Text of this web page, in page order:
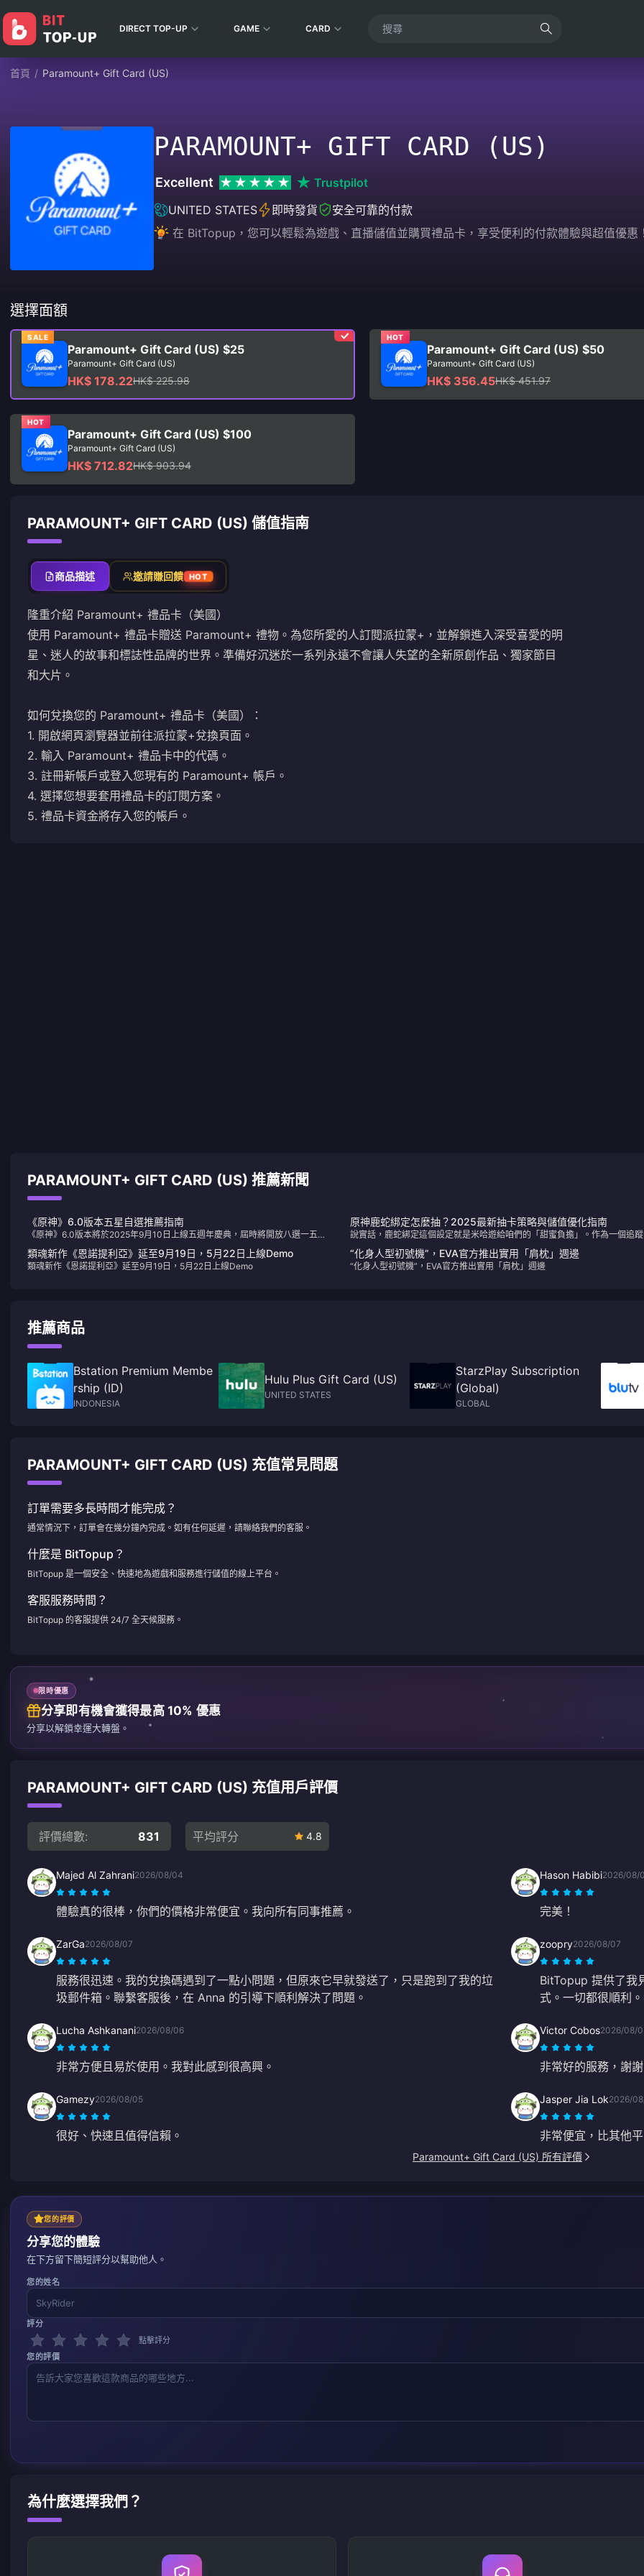
DIRECT TOP-UP GAME CARD
首頁 / Paramount+ Gift Card (US)
PARAMOUNT+ GIFT CARD (US)
Excellent
Trustpilot
UNITED STATES
即時發貨
安全可靠的付款
在 BitTopup，您可以輕鬆為遊戲、直播儲值並購買禮品卡，享受便利的付款體驗與超值優惠
選擇面額
SALE
Paramount+ Gift Card (US) $25
Paramount+ Gift Card (US)
HK$ 178.22HK$ 225.98
HOT
Paramount+ Gift Card (US) $50
Paramount+ Gift Card (US)
HK$ 356.45HK$ 451.97
HOT
Paramount+ Gift Card (US) $100
Paramount+ Gift Card (US)
HK$ 712.82HK$ 903.94
PARAMOUNT+ GIFT CARD (US) 儲值指南
商品描述 邀請賺回饋 HOT
隆重介紹 Paramount+ 禮品卡（美國）
使用 Paramount+ 禮品卡贈送 Paramount+ 禮物。為您所愛的人訂閱派拉蒙+，並解鎖進入深受喜愛的明
星、迷人的故事和標誌性品牌的世界。準備好沉迷於一系列永遠不會讓人失望的全新原創作品、獨家節目
和大片。
如何兌換您的 Paramount+ 禮品卡（美國）：
1. 開啟網頁瀏覽器並前往派拉蒙+兌換頁面 。
2. 輸入 Paramount+ 禮品卡中的代碼。
3. 註冊新帳戶或登入您現有的 Paramount+ 帳戶。
4. 選擇您想要套用禮品卡的訂閱方案。
5. 禮品卡資金將存入您的帳戶。
PARAMOUNT+ GIFT CARD (US) 推薦新聞
《原神》6.0版本五星自選推薦指南
《原神》6.0版本將於2025年9月10日上線五週年慶典，屆時將開放八選一五星
自選。新手推薦選擇提納里或迪盧克，強度黨可選擇提納里、刻晴或莫娜，老玩
家則可依據隊伍陣容進行補強。
原神鹿蛇綁定怎麼抽？2025最新抽卡策略與儲值優化指南
說實話，鹿蛇綁定這個設定就是米哈遊給咱們的「甜蜜負擔」。作為一個追
神抽卡機制兩年多的編輯，我建議你先冷靜下來評估角色價值，別被顏值沖
腦——雖然我也差點為了八重神子的聲線破產。
類魂新作《恩諾提利亞》延至9月19日，5月22日上線Demo
類魂新作《恩諾提利亞》延至9月19日，5月22日上線Demo
“化身人型初號機”，EVA官方推出實用「肩枕」週邊
“化身人型初號機”，EVA官方推出實用「肩枕」週邊
推薦商品
Bstation Premium Membe
rship (ID)
INDONESIA
Hulu Plus Gift Card (US)
UNITED STATES
StarzPlay Subscription
(Global)
GLOBAL
PARAMOUNT+ GIFT CARD (US) 充值常見問題
訂單需要多長時間才能完成？
通常情況下，訂單會在幾分鐘內完成。如有任何延遲，請聯絡我們的客服。
什麼是 BitTopup？
BitTopup 是一個安全、快速地為遊戲和服務進行儲值的線上平台。
客服服務時間？
BitTopup 的客服提供 24/7 全天候服務。
限時優惠
分享即有機會獲得最高 10% 優惠
分享以解鎖幸運大轉盤。
PARAMOUNT+ GIFT CARD (US) 充值用戶評價
評價總數: 831 平均評分 4.8
Majed Al Zahrani2026/08/04
體驗真的很棒，你們的價格非常便宜。我向所有同事推薦。
Hason Habibi2026/08/
完美！
ZarGa2026/08/07
服務很迅速。我的兌換碼遇到了一點小問題，但原來它早就發送了，只是跑到了我的垃
圾郵件箱。聯繫客服後，在 Anna 的引導下順利解決了問題。
zoopry2026/08/07
BitTopup 提供了我
式。一切都很順利
Lucha Ashkanani2026/08/06
非常方便且易於使用。我對此感到很高興。
Victor Cobos2026/08/
非常好的服務，謝
Gamezy2026/08/05
很好、快速且值得信賴。
Jasper Jia Lok2026/
非常便宜，比其他
Paramount+ Gift Card (US) 所有評價
您的評價
分享您的體驗
在下方留下簡短評分以幫助他人。
您的姓名
評分
點擊評分
您的評價
為什麼選擇我們？